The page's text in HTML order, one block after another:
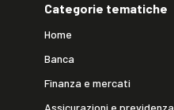
Categorie tematiche
Home
Banca
Finanza e mercati
Assicurazioni e previdenza